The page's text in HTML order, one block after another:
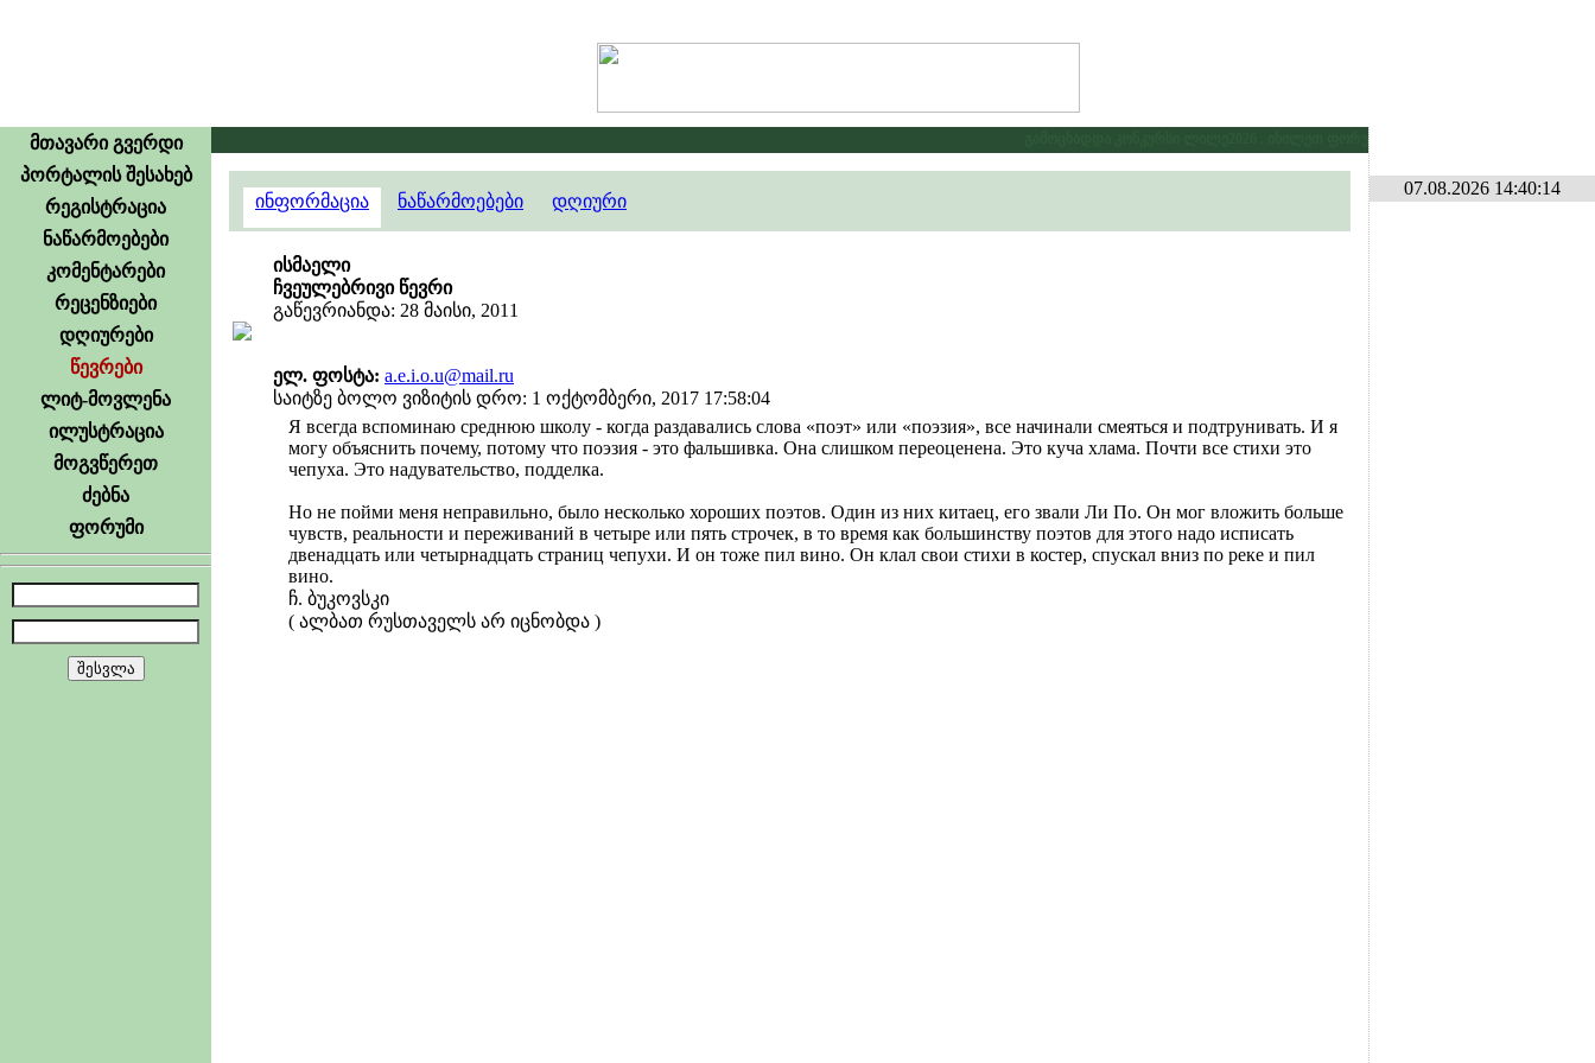
მთავარი გვერდი
პორტალის შესახებ
რეგისტრაცია
ნაწარმოებები
კომენტარები
რეცენზიები
დღიურები
წევრები
ლიტ-მოვლენა
ილუსტრაცია
მოგვწერეთ
ძებნა
ფორუმი
გამოცხადდა კონკურსი ლილე2026 . იხილეთ ფორუმზე კონკურსების განყოფილებაში
ინფორმაცია ნაწარმოებები დღიური
ისმაელი
ჩვეულებრივი წევრი
გაწევრიანდა: 28 მაისი, 2011
ელ. ფოსტა: a.e.i.o.u@mail.ru
საიტზე ბოლო ვიზიტის დრო: 1 ოქტომბერი, 2017 17:58:04
Я всегда вспоминаю среднюю школу - когда раздавались слова «поэт» или «поэзия», все начинали смеяться и подтрунивать. И я
могу объяснить почему, потому что поэзия - это фальшивка. Она слишком переоценена. Это куча хлама. Почти все стихи это
чепуха. Это надувательство, подделка.
Но не пойми меня неправильно, было несколько хороших поэтов. Один из них китаец, его звали Ли По. Он мог вложить больше
чувств, реальности и переживаний в четыре или пять строчек, в то время как большинству поэтов для этого надо исписать
двенадцать или четырнадцать страниц чепухи. И он тоже пил вино. Он клал свои стихи в костер, спускал вниз по реке и пил
вино.
ჩ. ბუკოვსკი
( ალბათ რუსთაველს არ იცნობდა )
07.08.2026 14:40:14